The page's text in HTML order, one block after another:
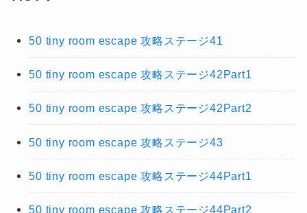
50 tiny room escape 攻略ステージ41
50 tiny room escape 攻略ステージ42Part1
50 tiny room escape 攻略ステージ42Part2
50 tiny room escape 攻略ステージ43
50 tiny room escape 攻略ステージ44Part1
50 tiny room escape 攻略ステージ44Part2